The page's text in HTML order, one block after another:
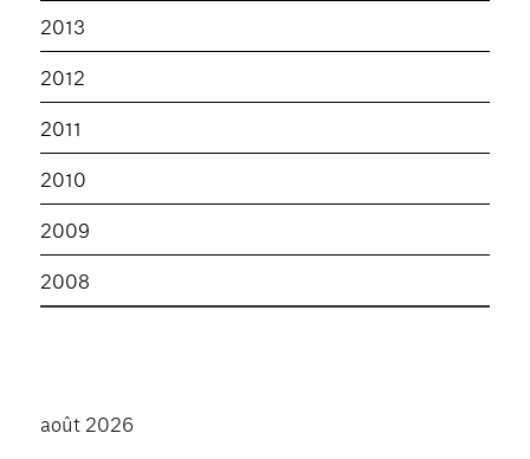
2013
2012
2011
2010
2009
2008
août 2026